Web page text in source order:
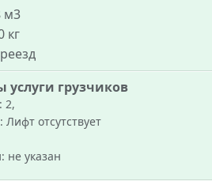
м3
кг
грузчиков
2,
отсутствует
не указан